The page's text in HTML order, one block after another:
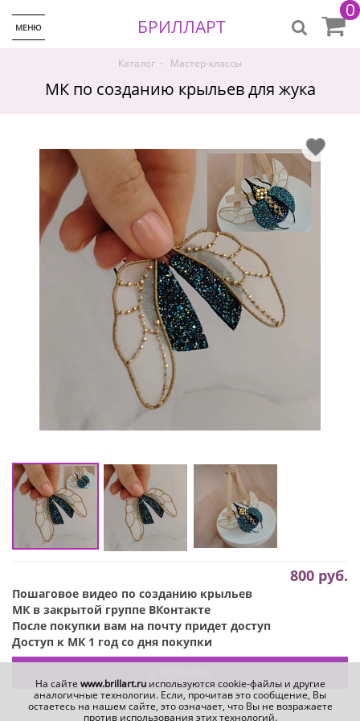
МЕНЮ БРИЛЛАРТ
0
Каталог - Мастер-классы
МК по созданию крыльев для жука
♡
800 руб.
Пошаговое видео по созданию крыльев
МК в закрытой группе ВКонтакте
После покупки вам на почту придет доступ
Доступ к МК 1 год со дня покупки
На сайте www.brillart.ruиспользуются cookie-файлы и другие
аналогичные технологии. Если, прочитав это сообщение, Вы
остаетесь на нашем сайте, это означает, что Вы не возражаете
против использования этих технологий.